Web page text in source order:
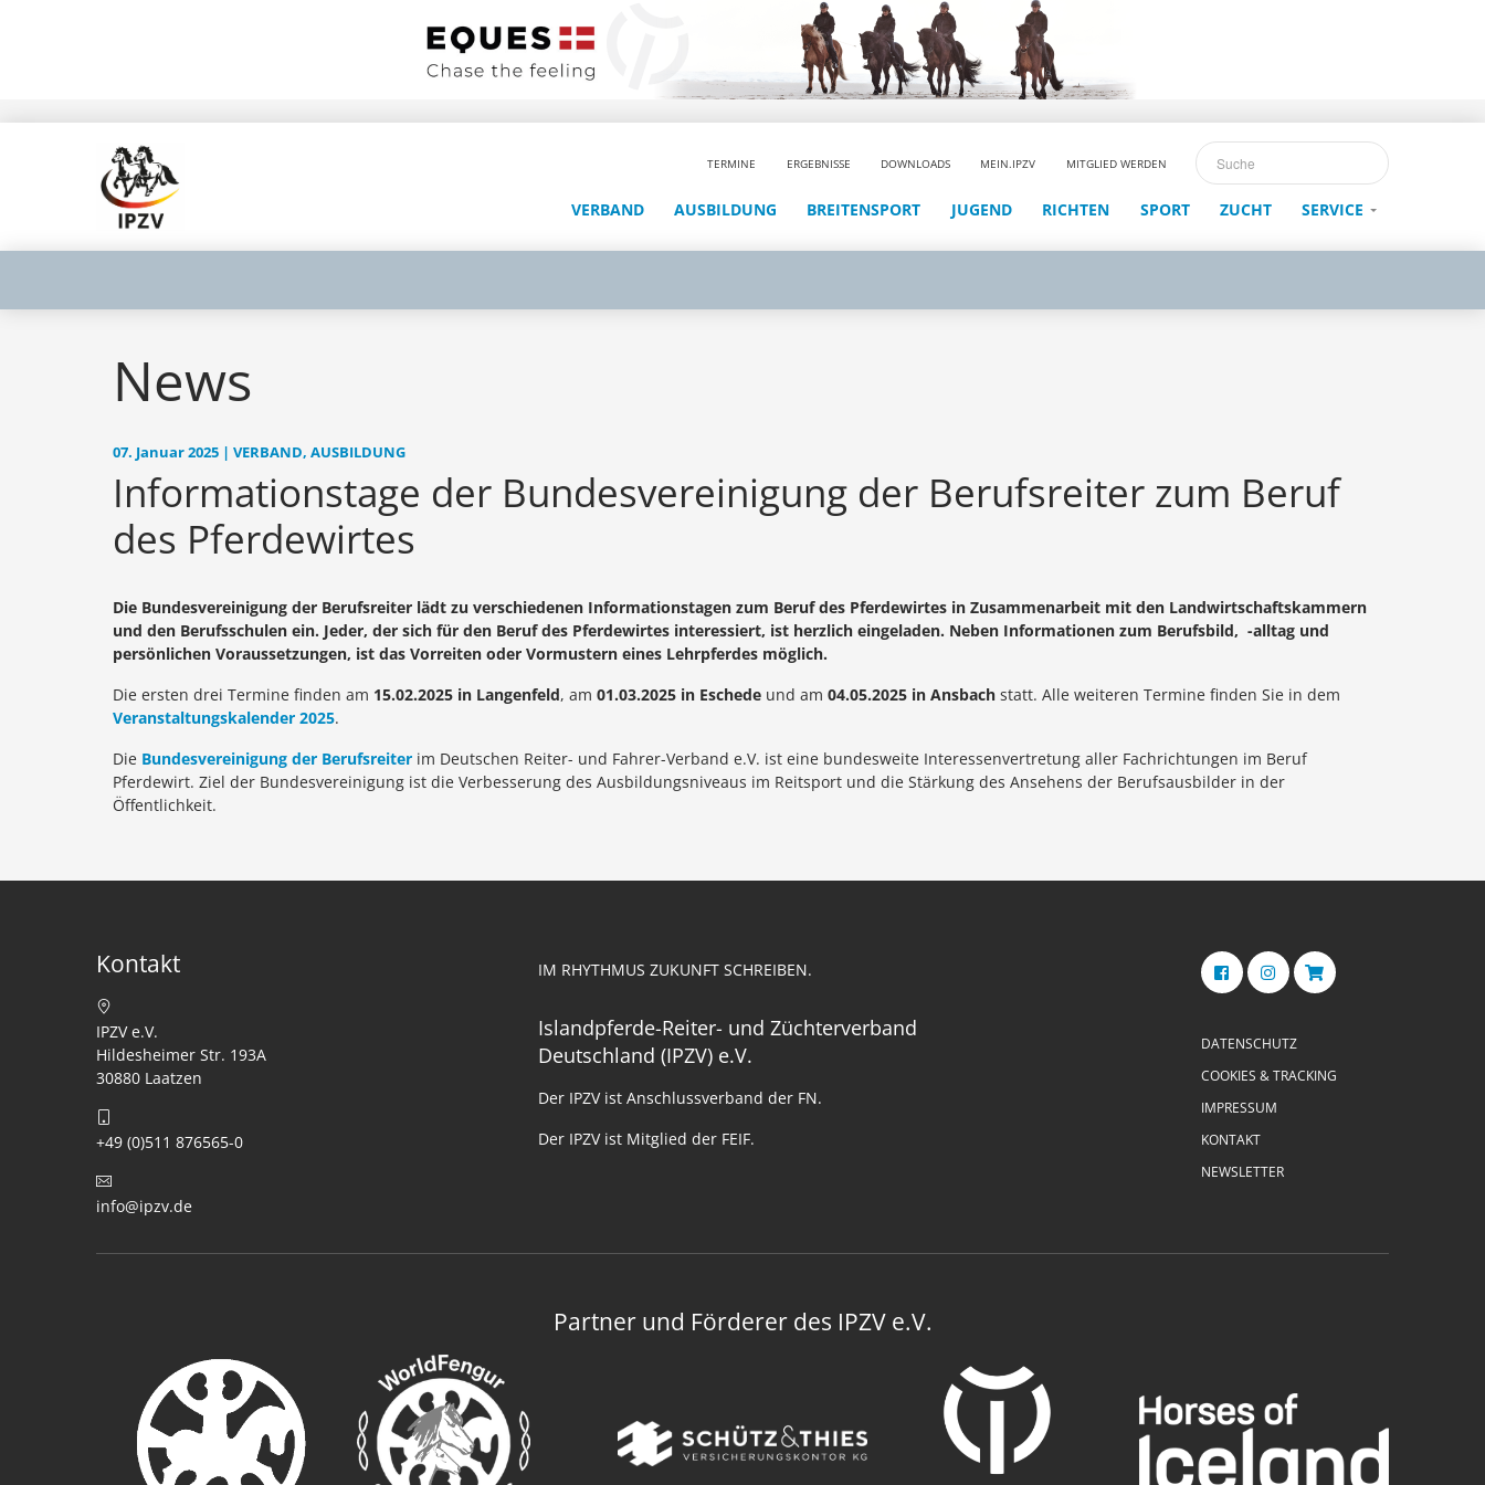
TERMINE ERGEBNISSE DOWNLOADS MEIN.IPZV MITGLIED WERDEN
VERBAND AUSBILDUNG BREITENSPORT JUGEND RICHTEN SPORT ZUCHT SERVICE
News
07. Januar 2025 | VERBAND, AUSBILDUNG
Informationstage der Bundesvereinigung der Berufsreiter zum Beruf
des Pferdewirtes
Die Bundesvereinigung der Berufsreiter lädt zu verschiedenen Informationstagen zum Beruf des Pferdewirtes in Zusammenarbeit mit den Landwirtschaftskammern
und den Berufsschulen ein. Jeder, der sich für den Beruf des Pferdewirtes interessiert, ist herzlich eingeladen. Neben Informationen zum Berufsbild, -alltag und
persönlichen Voraussetzungen, ist das Vorreiten oder Vormustern eines Lehrpferdes möglich.
Die ersten drei Termine finden am 15.02.2025 in Langenfeld, am 01.03.2025 in Eschede und am 04.05.2025 in Ansbach statt. Alle weiteren Termine finden Sie in dem
Veranstaltungskalender 2025.
Die Bundesvereinigung der Berufsreiter im Deutschen Reiter- und Fahrer-Verband e.V. ist eine bundesweite Interessenvertretung aller Fachrichtungen im Beruf
Pferdewirt. Ziel der Bundesvereinigung ist die Verbesserung des Ausbildungsniveaus im Reitsport und die Stärkung des Ansehens der Berufsausbilder in der
Öffentlichkeit.
Kontakt
IPZV e.V.
Hildesheimer Str. 193A
30880 Laatzen
+49 (0)511 876565-0
info@ipzv.de
IM RHYTHMUS ZUKUNFT SCHREIBEN.
Islandpferde-Reiter- und Züchterverband
Deutschland (IPZV) e.V.
Der IPZV ist Anschlussverband der FN.
Der IPZV ist Mitglied der FEIF.
DATENSCHUTZ
COOKIES & TRACKING
IMPRESSUM
KONTAKT
NEWSLETTER
Partner und Förderer des IPZV e.V.